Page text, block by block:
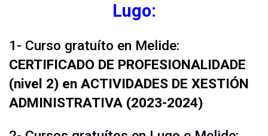
Lugo:
1- Curso gratuíto en Melide:
CERTIFICADO DE PROFESIONALIDADE
(nivel 2) en ACTIVIDADES DE XESTIÓN
ADMINISTRATIVA (2023-2024)